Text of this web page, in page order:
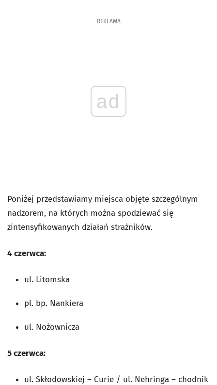
REKLAMA
ad
Poniżej przedstawiamy miejsca objęte szczególnym
nadzorem, na których można spodziewać się
zintensyfikowanych działań strażników.
4 czerwca:
ul. Litomska
pl. bp. Nankiera
ul. Nożownicza
5 czerwca:
ul. Skłodowskiej – Curie / ul. Nehringa – chodnik